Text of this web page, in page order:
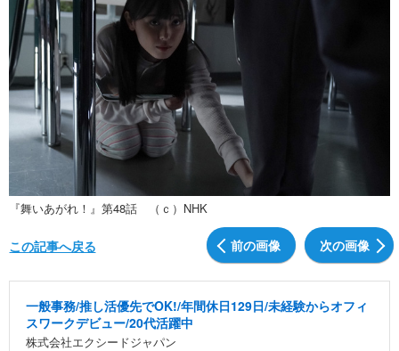
『舞いあがれ！』第48話 （ｃ）NHK
前の画像 次の画像
この記事へ戻る
一般事務/推し活優先でOK!/年間休日129日/未経験からオフィ
スワークデビュー/20代活躍中
株式会社エクシードジャパン